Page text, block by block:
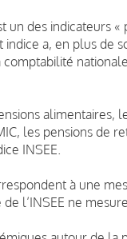
un des indicateurs «
indice a, en plus de
alimentaires,
les pensions de
INSEE.
à une
l’INSEE ne